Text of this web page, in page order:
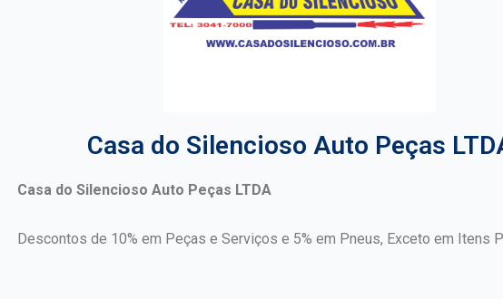
Casa do Silencioso Auto Peças
Casa do Silencioso Auto Peças LTDA
Descontos de 10% em Peças e Serviços e 5% em Pneus, Exceto em Itens